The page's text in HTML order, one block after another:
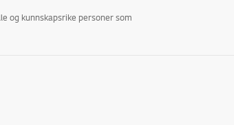
og kunnskapsrike personer som